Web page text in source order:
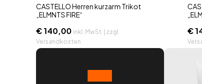
CASTELLO Herren kurzarm Trikot
„ELMNTS FIRE“
€140,00 inkl. MwSt. | zzgl.
Versandkosten
€